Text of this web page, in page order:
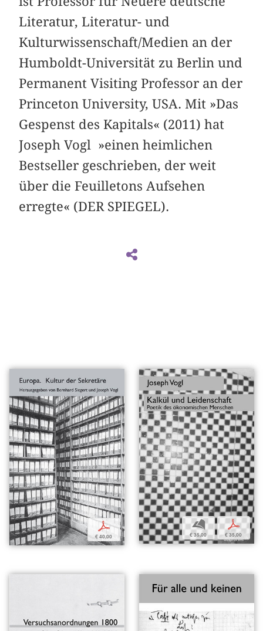
Literatur, Literatur- und
Kulturwissenschaft/Medien an der
Humboldt-Universität zu Berlin und
Permanent Visiting Professor an der
Princeton University, USA. Mit »Das
Gespenst des Kapitals« (2011) hat
Joseph Vogl »einen heimlichen
Bestseller geschrieben, der weit
über die Feuilletons Aufsehen
erregte« (DER SPIEGEL).
p
€ 40,00
b
€ 35,00
p
€ 35,00